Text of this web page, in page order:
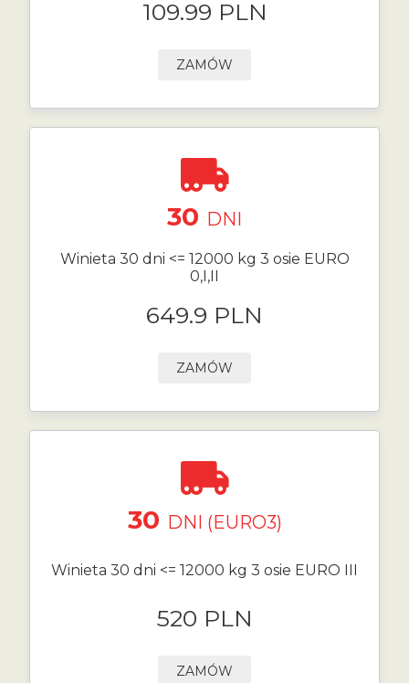
109.99 PLN
ZAMÓW
30 DNI
Winieta 30 dni <= 12000 kg 3 osie EURO
0,I,II
649.9 PLN
ZAMÓW
30 DNI (EURO3)
Winieta 30 dni <= 12000 kg 3 osie EURO III
520 PLN
ZAMÓW